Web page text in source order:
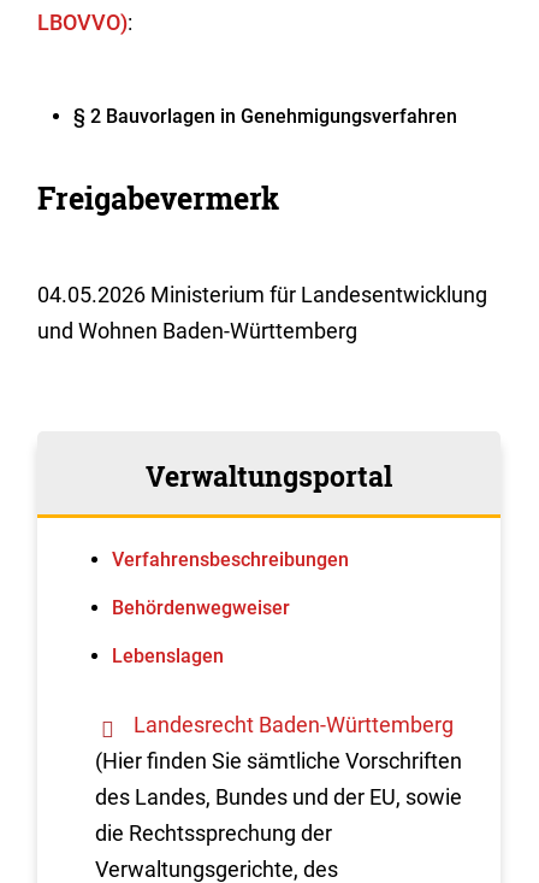
LBOVVO):
§ 2 Bauvorlagen in Genehmigungsverfahren
Freigabevermerk
04.05.2026 Ministerium für Landesentwicklung
und Wohnen Baden-Württemberg
Verwaltungsportal
Verfahrens­beschreibungen
Behördenwegweiser
Lebenslagen
Landesrecht Baden-Württemberg
(Hier finden Sie sämtliche Vorschriften
des Landes, Bundes und der EU, sowie
die Rechtssprechung der
Verwaltungsgerichte, des